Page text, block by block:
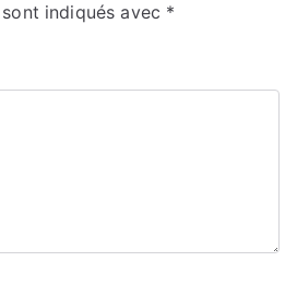
indiqués avec *